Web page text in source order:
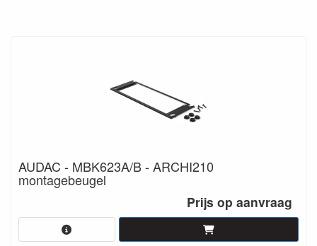
AUDAC - MBK623A/B - ARCHI210
montagebeugel
Prijs op aanvraag